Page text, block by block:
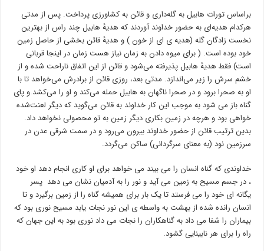
براساس تورات هابیل به گله‌داری و قائن به کشاورزی پرداخت. پس از مدتی
هرکدام هدیه‌ای به حضور خداوند آوردند که هدیهٔ هابیل چند راس از بهترین
نخست زادگان گله (هدیه ی ای از خون ) و هدیهٔ قائن بخشی از حاصل زمین
خود بوده است. ( برای میوه دادن به زمان نیاز هست زمان در اینجا قربانی
است) فقط هدیهٔ هابیل پذیرفته می‌شود و قائن از این اتفاق ناراحت شده و از
خشم سرش را زیر می‌اندازد. مدتی بعد، روزی قائن از برادرش می‌خواهد تا با
او به صحرا برود و در صحرا ناگهان به هابیل حمله می‌کند و او را می‌کشد.و پای
گناه باز می شود به موجب این کار خداوند به قائن می‌گوید که دیگر لعنت‌شده
خواهی بود و هرچه در زمین بکاری دیگر زمین به تو محصولی نخواهد داد.
بدین ترتیب قائن از حضور خداوند بیرون می‌رود و در سمت شرقی عدن در
سرزمین نود (به معنای سرگردانی) ساکن می‌گردد.
خداوندی که گناه انسان را می بیند می خواهد برای او کاری انجام دهد او خود
، در جسم مسیح به زمین می آید و نور را به آدمیان نشان می دهد پسر
یگانه ای خود را می فرستد تا یک بار برای همیشه گناه را از زمین برگیرد و تا
انسان رانده شده از بهشت به واسطه ی این نور نجات یابد مسیح نوری بود که
بیماران را شفا می داد به گناهکاران را نجات می داد نوری بود به این جهان که
راه را برای هر نابینایی گشود.